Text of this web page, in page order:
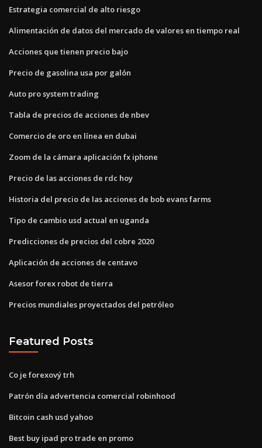
Estrategia comercial de alto riesgo
Alimentación de datos del mercado de valores en tiempo real
Acciones que tienen precio bajo
Precio de gasolina usa por galón
Auto pro system trading
Tabla de precios de acciones de nbev
Comercio de oro en línea en dubai
Zoom de la cámara aplicación fx iphone
Precio de las acciones de rdc hoy
Historia del precio de las acciones de bob evans farms
Tipo de cambio usd actual en uganda
Predicciones de precios del cobre 2020
Aplicación de acciones de centavo
Asesor forex robot de tierra
Precios mundiales proyectados del petróleo
Featured Posts
Co je forexový trh
Patrón día advertencia comercial robinhood
Bitcoin cash usd yahoo
Best buy ipad pro trade en promo